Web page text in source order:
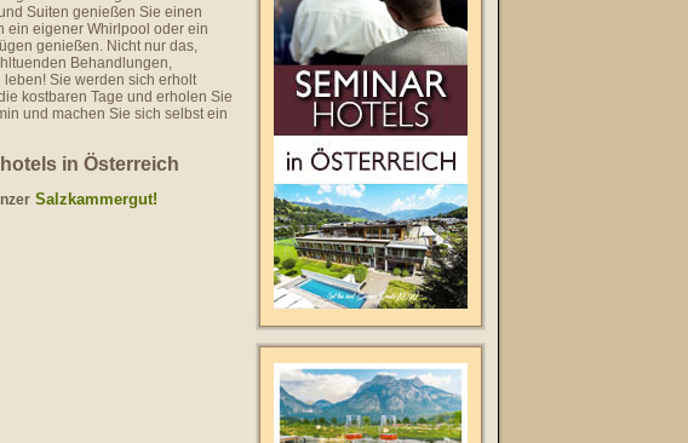
Suiten genießen Sie einen
ein eigener Whirlpool oder ein
genießen. Nicht nur das,
Behandlungen,
Sie werden sich erholt
kostbaren Tage und erholen Sie
und machen Sie sich selbst ein
in Österreich
Salzkammergut!